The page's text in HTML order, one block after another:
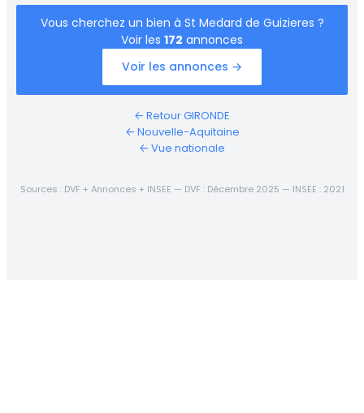
Vous cherchez un bien à St Medard de Guizieres ?
Voir les 172 annonces
Voir les annonces →
← Retour GIRONDE
← Nouvelle-Aquitaine
← Vue nationale
Sources : DVF + Annonces + INSEE — DVF : Décembre 2025 — INSEE : 2021